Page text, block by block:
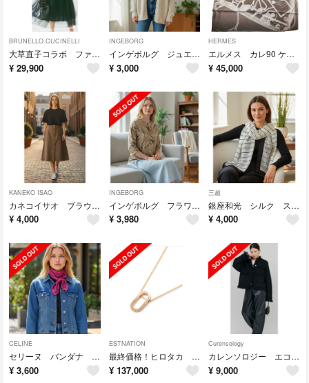
BRUNELLO CUCINELLI
大草直子コラボ ファビアナフィリッピ チュールスカート ブラック
¥ 29,900
INGEBORG
インゲボルグ ジュエリー柄 7分袖 Tシャツ
¥ 3,000
HERMES
エルメス カレ90 ケリーバッグデザイン エトゥープカラー
¥ 45,000
KANEKO ISAO
カネコイサオ ブラウン デニム スカート
¥ 4,000
INGEBORG
インゲボルグ フラワー柄 長袖 Tシャツ ベージュ
¥ 3,980
三越
銀座和光 シルク ストライプ柄 ストール イタリア製 ブラウンベージュ
¥ 4,000
CELINE
セリーヌ バンダナ スカーフ
¥ 3,600
ESTNATION
最終価格！ヒロタカ ベルーガ ダイヤモンド 10金 イエローゴールド ネックレス
¥ 137,000
Curensology
カレンソロジー エコレザー カーブパンツ38サイズ
¥ 9,000